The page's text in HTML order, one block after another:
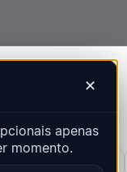
✕
apenas
momento.
mapa histórico